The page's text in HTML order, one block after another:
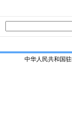
中华人民共和国